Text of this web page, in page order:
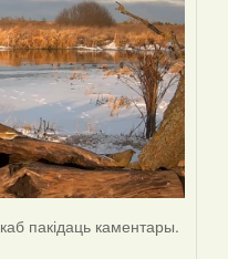
каб пакідаць каментары.